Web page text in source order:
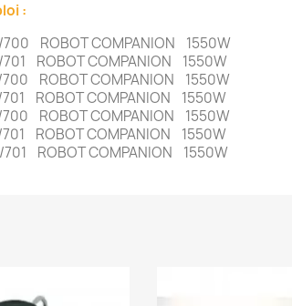
:
700 ROBOT COMPANION 1550W
ROBOT COMPANION 1550W
700 ROBOT COMPANION 1550W
ROBOT COMPANION 1550W
700 ROBOT COMPANION 1550W
ROBOT COMPANION 1550W
701 ROBOT COMPANION 1550W